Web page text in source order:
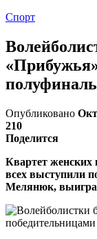
Спорт
Опубликовано
210
Поделится
Квартет женских
всех выступили
Мелянюк,